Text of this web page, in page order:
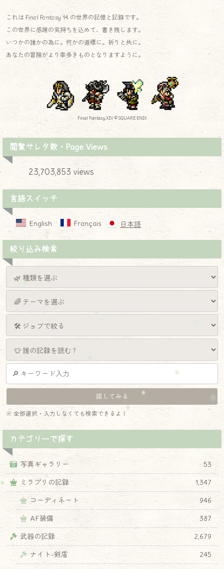
これは Final Fantasy 14 の世界の記憶と記録です。
この世界に感謝の気持ちを込めて、書き残します。
いつかの誰かの為に。何かの道標に。祈りと共に。
あなたの冒険がより幸多きものとなりますように。
Final Fantasy XIV © SQUARE ENIX
閲覧サレタ数・Page Views
23,703,853 views
言語スイッチ
English Français 日本語
絞り込み検索
※ 全部選択・入力しなくても検索できるよ！
カテゴリーで探す
写真ギャラリー
53
ミラプリの記録
1,347
コーディネート
946
AF装備
387
武器の記録
2,679
ナイト-剣盾
245